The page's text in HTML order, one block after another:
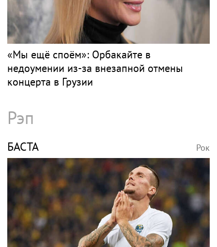
«Мы ещё споём»: Орбакайте в
недоумении из-за внезапной отмены
концерта в Грузии
Рэп
БАСТА Рок